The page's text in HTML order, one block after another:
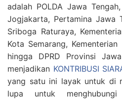
adalah POLDA Jawa
Jogjakarta, Pertamina Jawa
Sriboga Raturaya,
Kota Semarang,
hingga DPRD Provinsi
menjadikan KONTRIBUSI
yang satu ini layak untuk di
lupa untuk